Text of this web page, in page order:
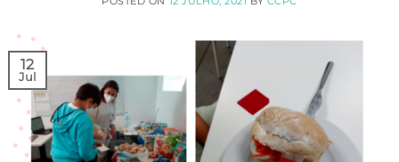
12
Jul